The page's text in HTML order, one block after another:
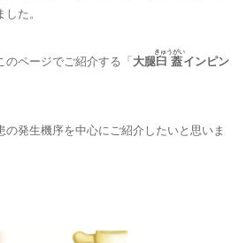
た。
ページでご紹介する「 大腿臼蓋
きゅうがい
インピン
の発生機序を中心にご紹介したいと思いま